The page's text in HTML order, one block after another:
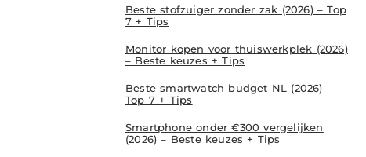
Beste stofzuiger zonder zak (2026) – Top
7 + Tips
Monitor kopen voor thuiswerkplek (2026)
– Beste keuzes + Tips
Beste smartwatch budget NL (2026) –
Top 7 + Tips
Smartphone onder €300 vergelijken
(2026) – Beste keuzes + Tips